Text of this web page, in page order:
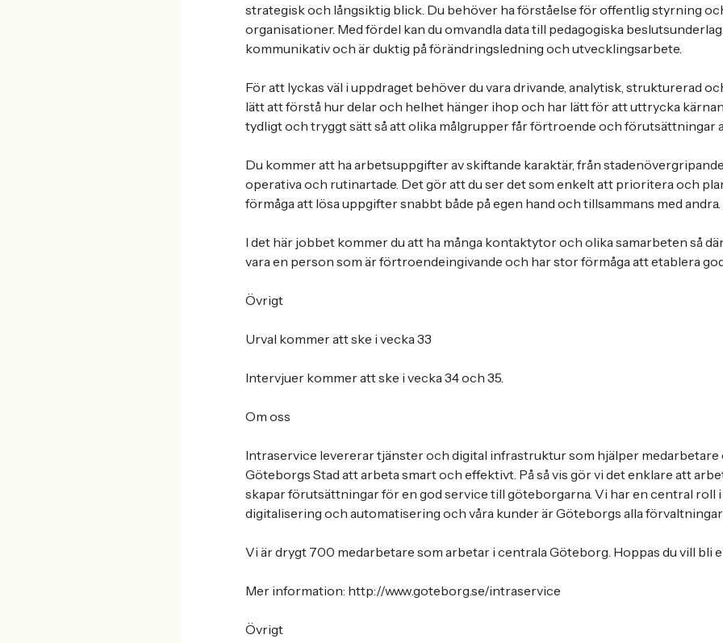
strategisk och långsiktig blick. Du behöver ha förståelse för offentlig styrning
organisationer. Med fördel kan du omvandla data till pedagogiska
kommunikativ och är duktig på förändringsledning och utvecklingsarbete.
För att lyckas väl i uppdraget behöver du vara drivande, analytisk, strukturerad
lätt att förstå hur delar och helhet hänger ihop och har lätt för att uttrycka
tydligt och tryggt sätt så att olika målgrupper får förtroende och förutsättningar
Du kommer att ha arbetsuppgifter av skiftande karaktär, från
operativa och rutinartade. Det gör att du ser det som enkelt att prioritera och
förmåga att lösa uppgifter snabbt både på egen hand och tillsammans med andra.
I det här jobbet kommer du att ha många kontaktytor och olika samarbeten så
vara en person som är förtroendeingivande och har stor förmåga att etablera
Övrigt
Urval kommer att ske i vecka 33
Intervjuer kommer att ske i vecka 34 och 35.
Om oss
Intraservice levererar tjänster och digital infrastruktur som hjälper medarbetare
Göteborgs Stad att arbeta smart och effektivt. På så vis gör vi det enklare att
skapar förutsättningar för en god service till göteborgarna. Vi har en central roll i
digitalisering och automatisering och våra kunder är Göteborgs alla
Vi är drygt 700 medarbetare som arbetar i centrala Göteborg. Hoppas du vill bli
Mer information: http://www.goteborg.se/intraservice
Övrigt